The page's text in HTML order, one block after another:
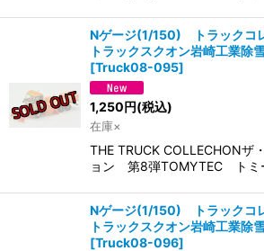
Nゲージ(1/150) トラックコ
トラックスクオン岩崎工業除
[Truck08-095]
1,250円(税込)
在庫×
THE TRUCK COLLECHONザ
ョン 第8弾TOMYTEC トミ
Nゲージ(1/150) トラックコ
トラックスクオン岩崎工業除
[Truck08-096]